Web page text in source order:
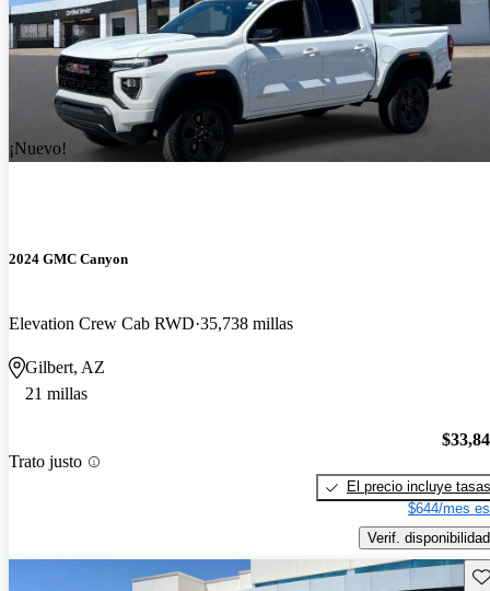
¡Nuevo!
2024 GMC Canyon
Elevation Crew Cab RWD 35,738 millas
Gilbert, AZ
21 millas
Trato justo
El precio incluye tasas
$644/mes
Verif. disponibilidad